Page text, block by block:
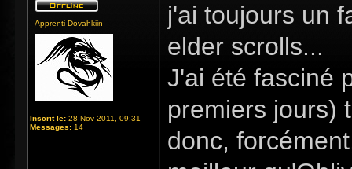
Apprenti Dovahkiin
Inscrit le: 28 Nov 2011, 09:31
Messages: 14
j'ai toujours un
elder scrolls...
J'ai été fasciné
premiers jours)
donc,